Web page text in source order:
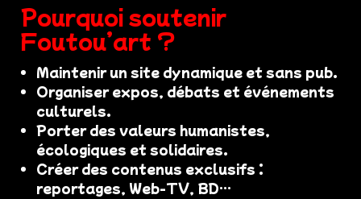
Pourquoi soutenir
Foutou’art ?
Maintenir un site dynamique et sans pub.
Organiser expos, débats et événements
culturels.
Porter des valeurs humanistes,
écologiques et solidaires.
Créer des contenus exclusifs :
reportages, Web-TV, BD…